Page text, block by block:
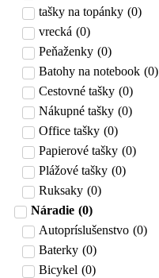
tašky na topánky (0)
vrecká (0)
Peňaženky (0)
Batohy na notebook (0)
Cestovné tašky (0)
Nákupné tašky (0)
Office tašky (0)
Papierové tašky (0)
Plážové tašky (0)
Ruksaky (0)
Náradie (0)
Autopríslušenstvo (0)
Baterky (0)
Bicykel (0)